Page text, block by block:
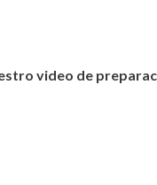
video de